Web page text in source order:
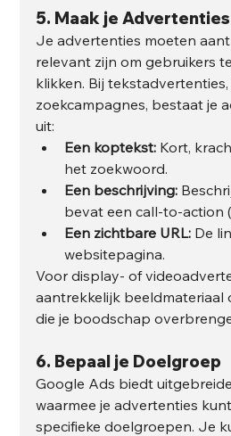
5. Maak je Advertenties
Je advertenties moeten
relevant zijn om gebruikers
klikken. Bij
zoekcampagnes, bestaat je
uit:
Een koptekst: Kort,
het zoekwoord.
Een beschrijving:
bevat een call-to-action
Een zichtbare URL: De
websitepagina.
Voor display- of
aantrekkelijk beeldmateriaal
die je boodschap
6. Bepaal je Doelgroep
Google Ads biedt
waarmee je advertenties
specifieke doelgroepen. Je